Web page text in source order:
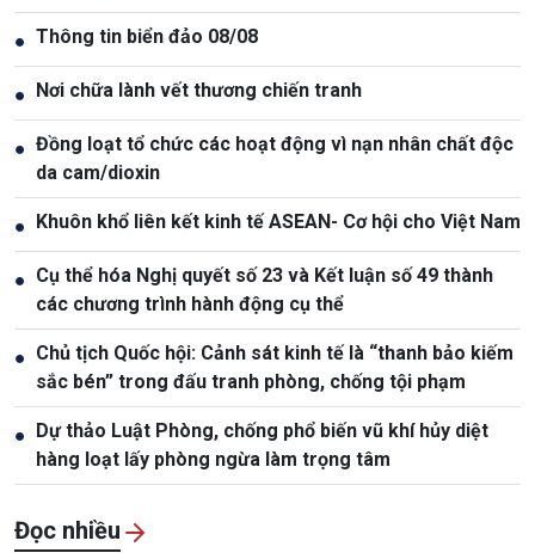
● Thông tin biển đảo 08/08
● Nơi chữa lành vết thương chiến tranh
● Đồng loạt tổ chức các hoạt động vì nạn nhân chất độc
da cam/dioxin
● Khuôn khổ liên kết kinh tế ASEAN- Cơ hội cho Việt Nam
● Cụ thể hóa Nghị quyết số 23 và Kết luận số 49 thành
các chương trình hành động cụ thể
● Chủ tịch Quốc hội: Cảnh sát kinh tế là “thanh bảo kiếm
sắc bén” trong đấu tranh phòng, chống tội phạm
● Dự thảo Luật Phòng, chống phổ biến vũ khí hủy diệt
hàng loạt lấy phòng ngừa làm trọng tâm
Đọc nhiều